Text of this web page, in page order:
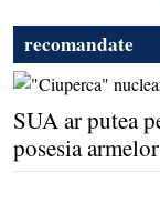
recomandate
SUA ar putea
posesia